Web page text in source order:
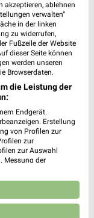
akzeptieren, ablehnen
verwalten“
in der linken
zu widerrufen,
Fußzeile der Website
dieser Seite können
werden unseren
Browserdaten.
die Leistung der
Endgerät.
Erstellung
von Profilen zur
zur
zur Auswahl
Messung der
Entwicklung und
Daten zur Auswahl
und in die